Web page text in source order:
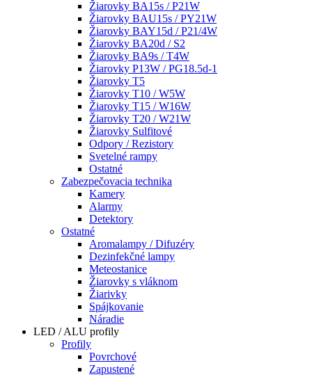
Žiarovky BA15s / P21W
Žiarovky BAU15s / PY21W
Žiarovky BAY15d / P21/4W
Žiarovky BA20d / S2
Žiarovky BA9s / T4W
Žiarovky P13W / PG18.5d-1
Žiarovky T5
Žiarovky T10 / W5W
Žiarovky T15 / W16W
Žiarovky T20 / W21W
Žiarovky Sulfitové
Odpory / Rezistory
Svetelné rampy
Ostatné
Zabezpečovacia technika
Kamery
Alarmy
Detektory
Ostatné
Aromalampy / Difuzéry
Dezinfekčné lampy
Meteostanice
Žiarovky s vláknom
Žiarivky
Spájkovanie
Náradie
LED / ALU profily
Profily
Povrchové
Zapustené